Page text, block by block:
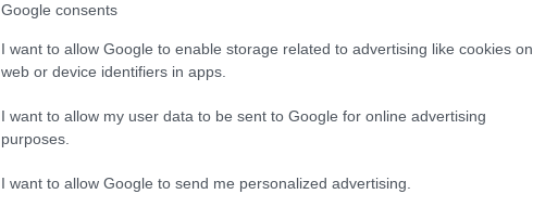
Google consents
I want to allow Google to enable storage related to advertising like cookies on
web or device identifiers in apps.
I want to allow my user data to be sent to Google for online advertising
purposes.
I want to allow Google to send me personalized advertising.